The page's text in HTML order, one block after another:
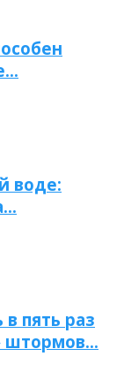
воде:
пять раз
штормов…